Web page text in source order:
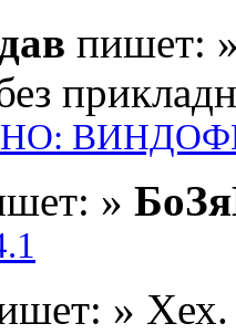
пишет:
»
» Хех.